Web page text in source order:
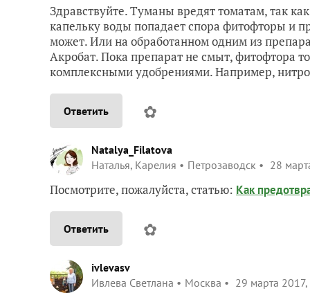
Здравствуйте. Туманы вредят томатам, так
капельку воды попадает спора фитофторы и
может. Или на обработанном одним из
Акробат. Пока препарат не смыт, фитофтора
комплексными удобрениями. Например,
Ответить ✿
Natalya_Filatova
Наталья, Карелия
Петрозаводск 28
Посмотрите, пожалуйста, статью: Как
Ответить ✿
ivlevasv
Ивлева Светлана
Москва 29 марта